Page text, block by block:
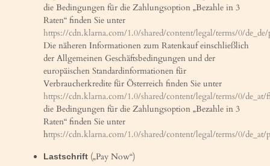
die Bedingungen für die Zahlungsoption „Bezahle in 3
Raten“ finden Sie unter
https://cdn.klarna.com/1.0/shared/content/legal/terms/0/de_de/
Die näheren Informationen zum Ratenkauf einschließlich
der Allgemeinen Geschäftsbedingungen und der
europäischen Standardinformationen für
Verbraucherkredite für Österreich finden Sie unter
https://cdn.klarna.com/1.0/shared/content/legal/terms/0/de_at/
die Bedingungen für die Zahlungsoption „Bezahle in 3
Raten“ finden Sie unter
https://cdn.klarna.com/1.0/shared/content/legal/terms/0/de_at/
Lastschrift („Pay Now“)